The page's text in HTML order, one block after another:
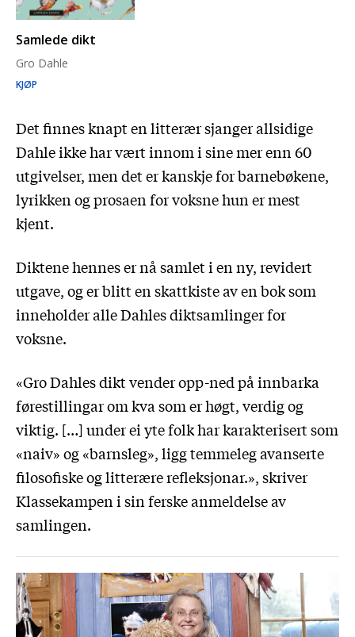
Samlede dikt
Gro Dahle
KJØP
Det finnes knapt en litterær sjanger allsidige
Dahle ikke har vært innom i sine mer enn 60
utgivelser, men det er kanskje for barnebøkene,
lyrikken og prosaen for voksne hun er mest
kjent.
Diktene hennes er nå samlet i en ny, revidert
utgave, og er blitt en skattkiste av en bok som
inneholder alle Dahles diktsamlinger for
voksne.
«Gro Dahles dikt vender opp-ned på innbarka
førestillingar om kva som er høgt, verdig og
viktig. […] under ei yte folk har karakterisert som
«naiv» og «barnsleg», ligg temmeleg avanserte
filosofiske og litterære refleksjonar.», skriver
Klassekampen i sin ferske anmeldelse av
samlingen.